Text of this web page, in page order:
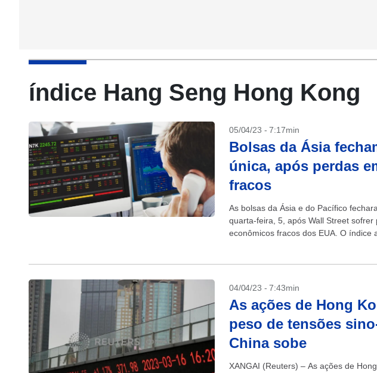
índice Hang Seng Hong Kong
05/04/23 - 7:17min
Bolsas da Ásia
única, após perdas
fracos
As bolsas da Ásia e do Pacífico
quarta-feira, 5, após Wall Street
econômicos fracos dos EUA. O índice
04/04/23 - 7:43min
As ações de Hong
peso de tensões
China sobe
XANGAI (Reuters) – As ações de